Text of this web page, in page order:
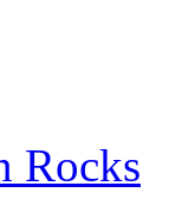
Rocks